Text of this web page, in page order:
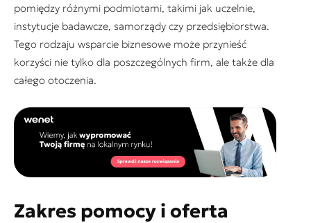
pomiędzy różnymi podmiotami, takimi jak uczelnie,
instytucje badawcze, samorządy czy przedsiębiorstwa.
Tego rodzaju wsparcie biznesowe może przynieść
korzyści nie tylko dla poszczególnych firm, ale także dla
całego otoczenia.
Zakres pomocy i oferta